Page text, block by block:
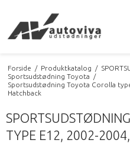
Forside / Produktkatalog /
Sportsudstødning Toyota
/
Sportsudstødning Toyota Corolla
Hatchback
TYPE E12, 2002-